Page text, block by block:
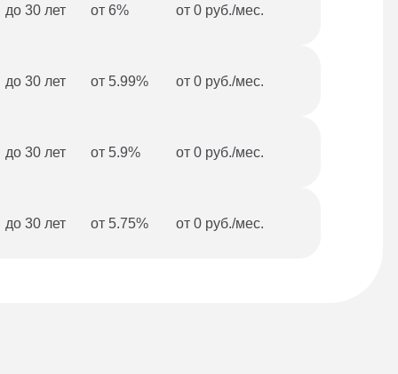
до 30 лет от 6% от 0 руб./мес.
до 30 лет от 5.99% от 0 руб./мес.
до 30 лет от 5.9% от 0 руб./мес.
до 30 лет от 5.75% от 0 руб./мес.